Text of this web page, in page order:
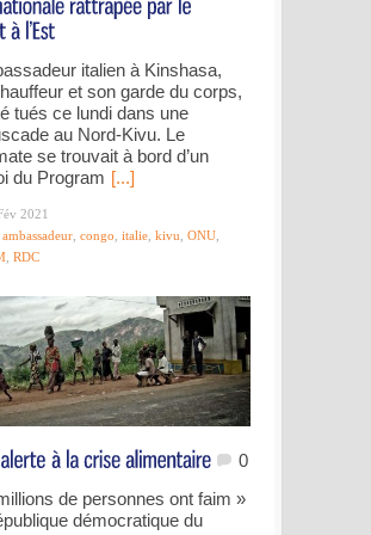
italien à Kinshasa,
et son garde du corps,
tués ce lundi dans une
au Nord-Kivu. Le
se trouvait à bord d’un
du Program [...]
2021
ambassadeur congo italie kivu ONU
RDC
0
de personnes ont faim »
démocratique du